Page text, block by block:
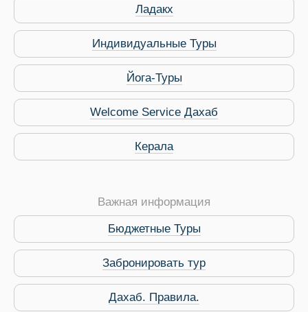
Ладакх
Индивидуальные Туры
Йога-Туры
Welcome Service Дахаб
Керала
Важная информация
Бюджетные Туры
Забронировать тур
Дахаб. Правила.